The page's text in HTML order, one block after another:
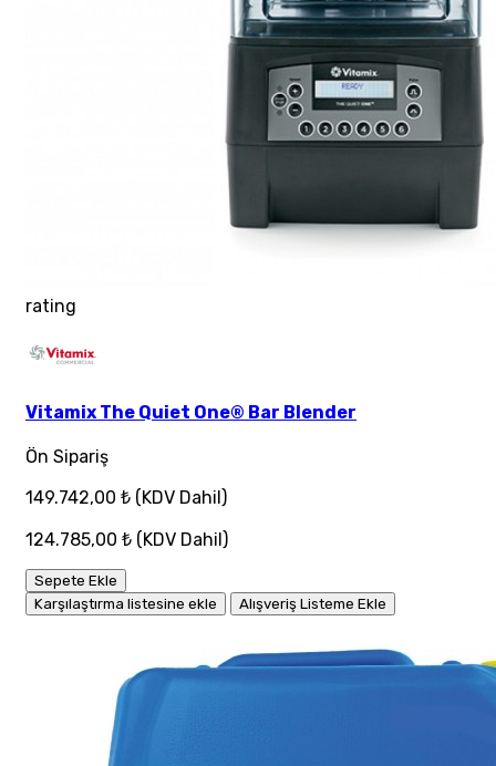
rating
Vitamix The Quiet One® Bar Blender
Ön Sipariş
149.742,00 ₺ (KDV Dahil)
124.785,00 ₺ (KDV Dahil)
Sepete Ekle
Karşılaştırma listesine ekle
Alışveriş Listeme Ekle